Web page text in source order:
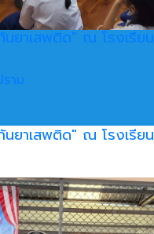
ยาเสพติด" ณ โรงเรีย
าม
ยาเสพติด" ณ โรงเรีย